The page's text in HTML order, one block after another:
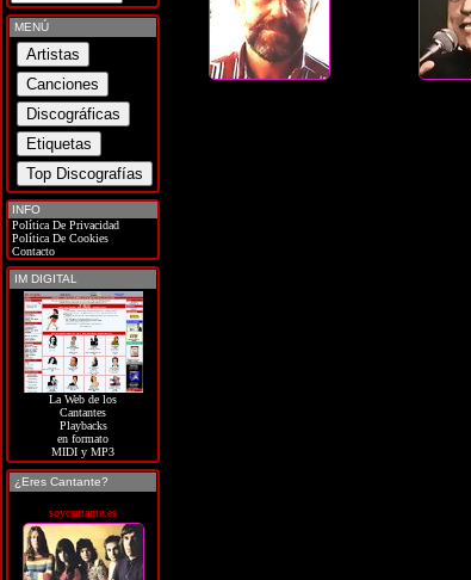
MENÚ
INFO
Política De Privacidad
Política De Cookies
Contacto
IM DIGITAL
La Web de los
Cantantes
Playbacks
en formato
MIDI y MP3
¿Eres Cantante?
soycantante.es